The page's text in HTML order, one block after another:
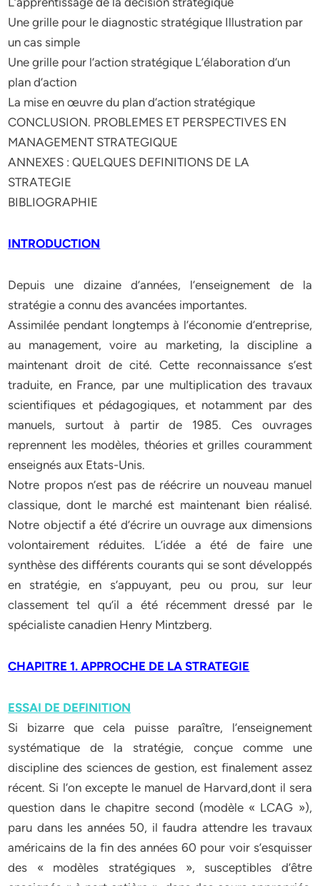
Une grille pour le diagnostic stratégique Illustration par
un cas simple
Une grille pour l’action stratégique L’élaboration d’un
plan d’action
La mise en œuvre du plan d’action stratégique
CONCLUSION. PROBLEMES ET PERSPECTIVES EN
MANAGEMENT STRATEGIQUE
ANNEXES : QUELQUES DEFINITIONS DE LA
STRATEGIE
BIBLIOGRAPHIE
INTRODUCTION
Depuis une dizaine d’années, l’enseignement de la
stratégie a connu des avancées importantes.
Assimilée pendant longtemps à l’économie d’entreprise,
au management, voire au marketing, la discipline a
maintenant droit de cité. Cette reconnaissance s’est
traduite, en France, par une multiplication des travaux
scientifiques et pédagogiques, et notamment par des
manuels, surtout à partir de 1985. Ces ouvrages
reprennent les modèles, théories et grilles couramment
enseignés aux Etats-Unis.
Notre propos n’est pas de réécrire un nouveau manuel
classique, dont le marché est maintenant bien réalisé.
Notre objectif a été d’écrire un ouvrage aux dimensions
volontairement réduites. L’idée a été de faire une
synthèse des différents courants qui se sont développés
en stratégie, en s’appuyant, peu ou prou, sur leur
classement tel qu’il a été récemment dressé par le
spécialiste canadien Henry Mintzberg.
CHAPITRE 1. APPROCHE DE LA STRATEGIE
ESSAI DE DEFINITION
Si bizarre que cela puisse paraître, l’enseignement
systématique de la stratégie, conçue comme une
discipline des sciences de gestion, est finalement assez
récent. Si l’on excepte le manuel de Harvard,dont il sera
question dans le chapitre second (modèle « LCAG »),
paru dans les années 50, il faudra attendre les travaux
américains de la fin des années 60 pour voir s’esquisser
des « modèles stratégiques », susceptibles d’être